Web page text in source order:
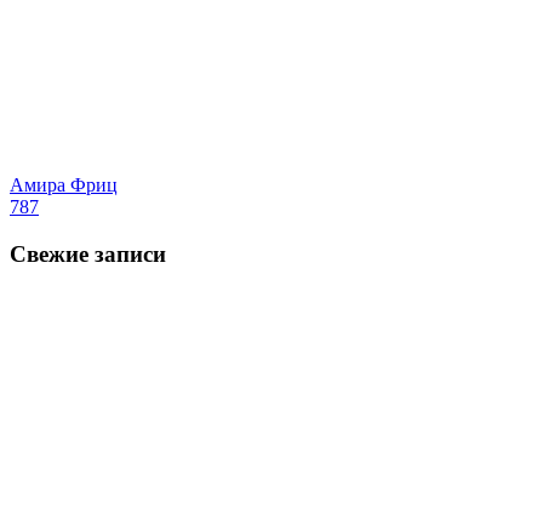
Амира Фриц
787
Свежие записи